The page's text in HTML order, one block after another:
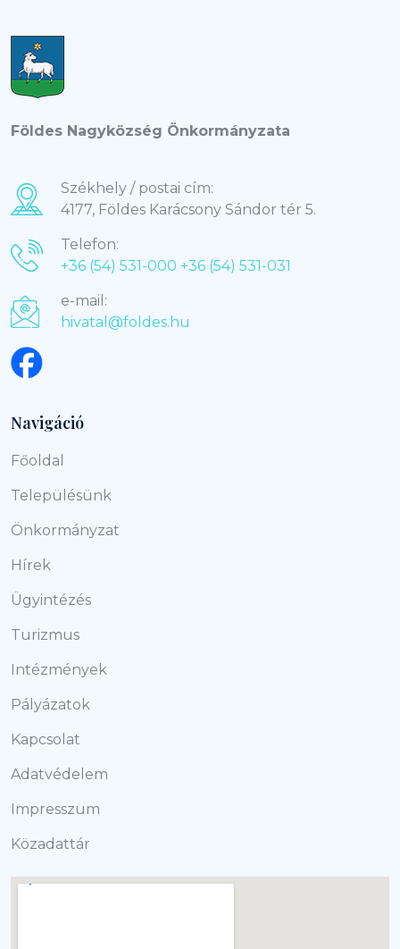
Földes Nagyközség Önkormányzata
Székhely / postai cím:
4177, Földes Karácsony Sándor tér 5.
Telefon:
+36 (54) 531-000 +36 (54) 531-031
e-mail:
hivatal@foldes.hu
Navigáció
Főoldal
Településünk
Önkormányzat
Hírek
Ügyintézés
Turizmus
Intézmények
Pályázatok
Kapcsolat
Adatvédelem
Impresszum
Közadattár